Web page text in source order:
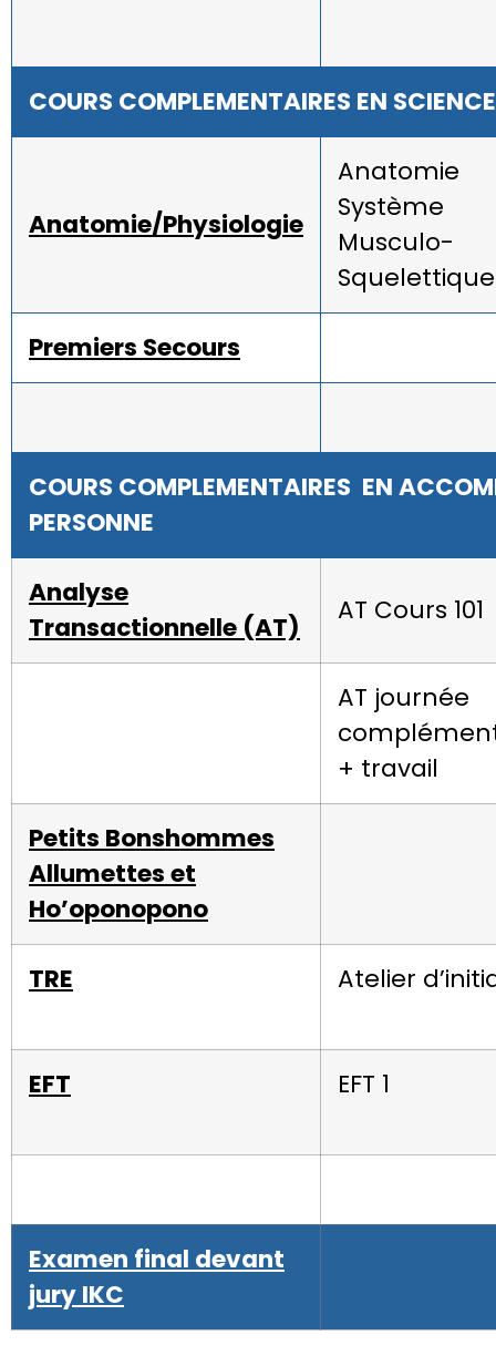
COURS COMPLEMENTAIRES EN
Anatomie/Physiologie
Anatomie
Système
Musculo-
Squelettique
Premiers Secours
COURS COMPLEMENTAIRES EN
PERSONNE
Analyse
Transactionnelle (AT)
AT Cours 101
AT journée
+ travail
Petits Bonshommes
Allumettes et
Ho’oponopono
TRE Atelier
EFT EFT 1
Examen final devant
jury IKC